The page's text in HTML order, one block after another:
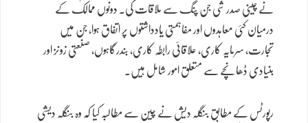
نے چینی صدر شی جن پنگ سے ملاقات کی۔ دونوں ممالک کے
درمیان کئی معاہدوں اور مفاہمتی یادداشتوں پر اتفاق ہوا، جن میں
تجارت، سرمایہ کاری، علاقائی رابطہ کاری، بندرگاہوں، صنعتی زونز اور
بنیادی ڈھانچے سے متعلق امور شامل ہیں۔
رپورٹس کے مطابق بنگلہ دیش نے چین سے مطالبہ کیا کہ وہ بنگلہ دیشی